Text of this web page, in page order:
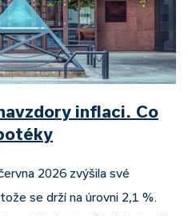
inflaci. Co
2026 zvýšila své
se drží na úrovni 2,1 %.